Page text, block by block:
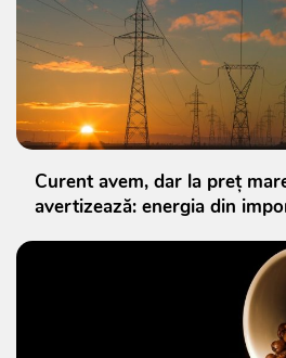
Curent avem, dar la preț
avertizează: energia din